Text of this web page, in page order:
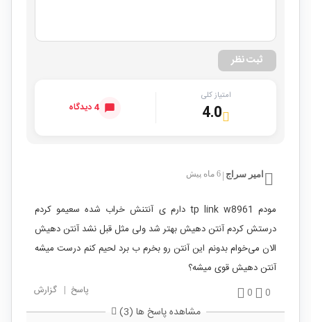
ثبت نظر
امتیاز کلی
4.0 4 دیدگاه
امیر سراج 6 ماه پیش
مودم tp link w8961 دارم ی آنتنش خراب شده سعیمو کردم
درستش کردم آنتن دهیش بهتر شد ولی مثل قبل نشد آنتن دهیش
الان می‌خوام بدونم این آنتن رو بخرم ب برد لحیم کنم درست میشه
آنتن دهیش قوی میشه؟
0
0 پاسخ | گزارش
مشاهده پاسخ ها (3)